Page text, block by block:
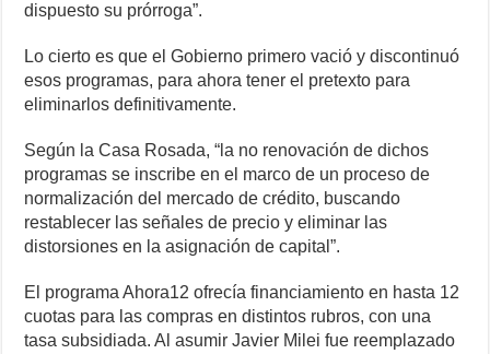
dispuesto su prórroga”.
Lo cierto es que el Gobierno primero vació y discontinuó
esos programas, para ahora tener el pretexto para
eliminarlos definitivamente.
Según la Casa Rosada, “la no renovación de dichos
programas se inscribe en el marco de un proceso de
normalización del mercado de crédito, buscando
restablecer las señales de precio y eliminar las
distorsiones en la asignación de capital”.
El programa Ahora12 ofrecía financiamiento en hasta 12
cuotas para las compras en distintos rubros, con una
tasa subsidiada. Al asumir Javier Milei fue reemplazado